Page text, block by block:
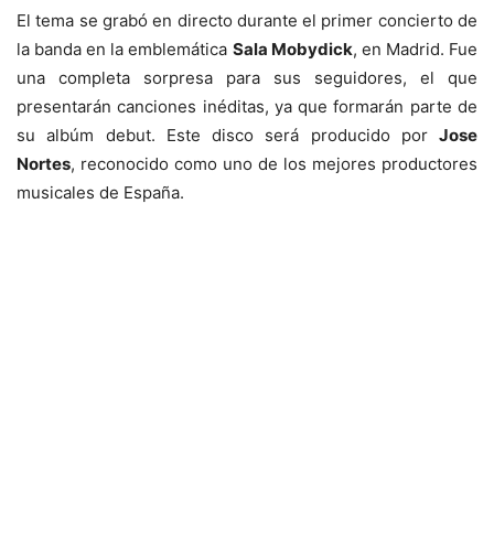
El tema se grabó en directo durante el primer concierto de
la banda en la emblemática Sala Mobydick, en Madrid. Fue
una completa sorpresa para sus seguidores, el que
presentarán canciones inéditas, ya que formarán parte de
su albúm debut. Este disco será producido por Jose
Nortes, reconocido como uno de los mejores productores
musicales de España.